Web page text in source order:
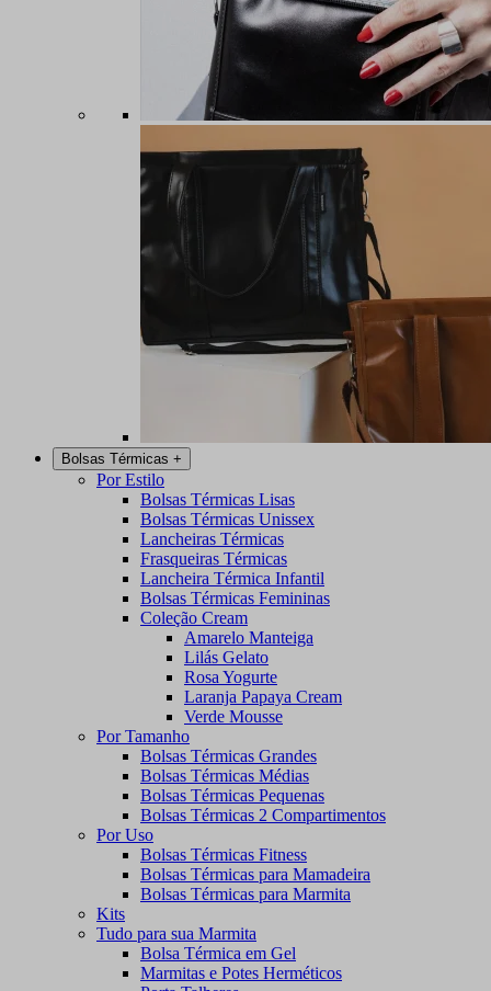
Bolsas Térmicas +
Por Estilo
Bolsas Térmicas Lisas
Bolsas Térmicas Unissex
Lancheiras Térmicas
Frasqueiras Térmicas
Lancheira Térmica Infantil
Bolsas Térmicas Femininas
Coleção Cream
Amarelo Manteiga
Lilás Gelato
Rosa Yogurte
Laranja Papaya Cream
Verde Mousse
Por Tamanho
Bolsas Térmicas Grandes
Bolsas Térmicas Médias
Bolsas Térmicas Pequenas
Bolsas Térmicas 2 Compartimentos
Por Uso
Bolsas Térmicas Fitness
Bolsas Térmicas para Mamadeira
Bolsas Térmicas para Marmita
Kits
Tudo para sua Marmita
Bolsa Térmica em Gel
Marmitas e Potes Herméticos